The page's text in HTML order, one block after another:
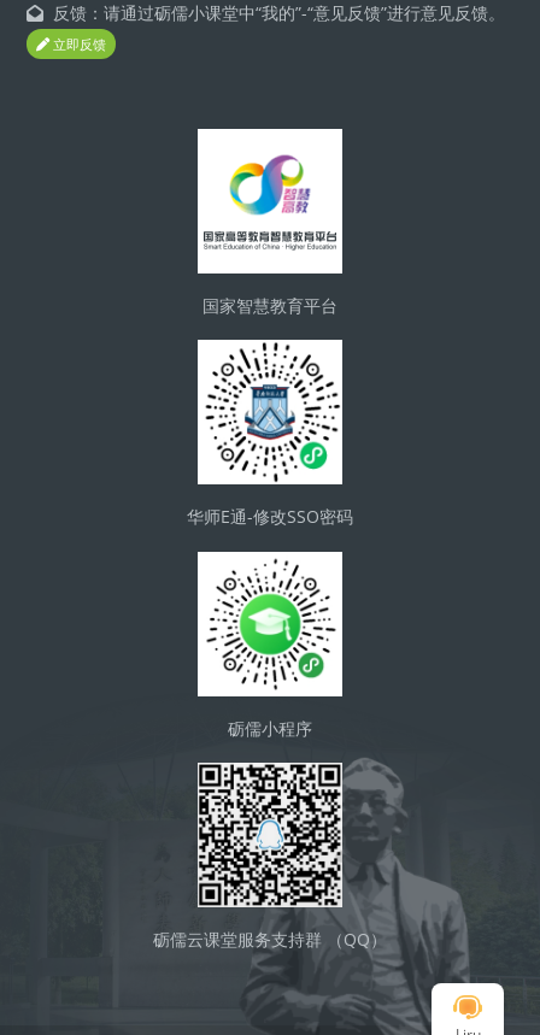
反馈：请通过砺儒小课堂中“我的”-“意见反馈”进行意见反馈。
立即反馈
国家智慧教育平台
华师E通-修改SSO密码
砺儒小程序
砺儒云课堂服务支持群 （QQ）